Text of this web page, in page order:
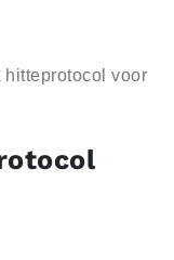
hitteprotocol voor